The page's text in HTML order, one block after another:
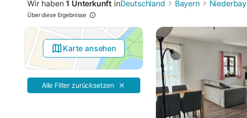
AngeboteWir haben1 Unterkunft inDeutschland Bayern
Über diese Ergebnisse
Karte ansehen
Alle Filter zurücksetzen